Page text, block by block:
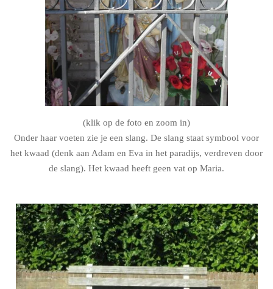
(klik op de foto en zoom in)
Onder haar voeten zie je een slang. De slang staat symbool voor
het kwaad (denk aan Adam en Eva in het paradijs, verdreven door
de slang). Het kwaad heeft geen vat op Maria.